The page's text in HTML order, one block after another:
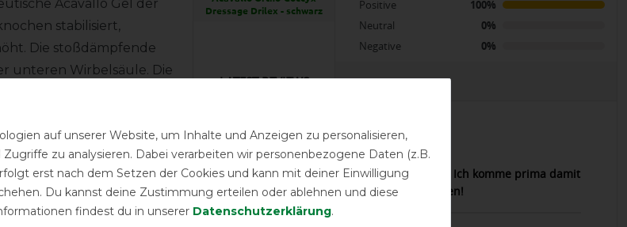
Acavallo Gel der
stabilisiert,
Die stoßdämpfende
unteren Wirbelsäule. Die
rutschhemmenden,
Unterseite sich die
diesen Produkten, die
Dressage Drilex - schwarz
Positive
100%
Neutral
0%
Negative
0%
LATEST REVIEWS
06.11.2025
Das Pad liegt gut und fest auf dem Sattel. Ich komme prima damit
zurecht. Hätte ich schon eher kaufen sollen!
auf unserer Website, um Inhalte und Anzeigen zu personalisieren,
zu analysieren. Dabei verarbeiten wir personenbezogene Daten (z.B.
erst nach dem Setzen der Cookies und kann mit deiner Einwilligung
Du kannst deine Zustimmung erteilen oder ablehnen und diese
findest du in unserer Daten­schutz­erklärung.